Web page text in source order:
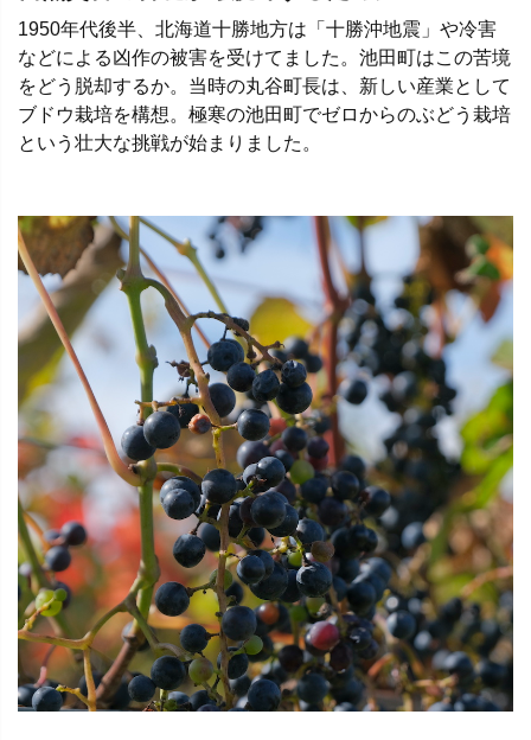
1950年代後半、北海道十勝地方は「十勝沖地震」や冷害
などによる凶作の被害を受けてました。池田町はこの苦境
をどう脱却するか。当時の丸谷町長は、新しい産業として
ブドウ栽培を構想。極寒の池田町でゼロからのぶどう栽培
という壮大な挑戦が始まりました。